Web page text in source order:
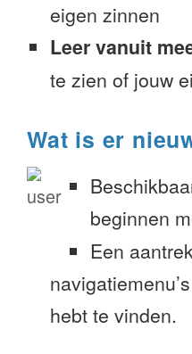
eigen zinnen
Leer vanuit
te zien of jouw
Wat is er
beginnen
Een
hebt te vinden.